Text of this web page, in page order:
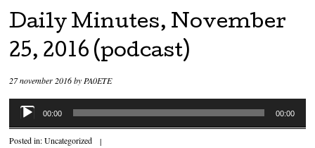
Daily Minutes, November
25, 2016 (podcast)
27 november 2016by PA0ETE
Audiospeler
00:00 00:00
Posted in:Uncategorized |